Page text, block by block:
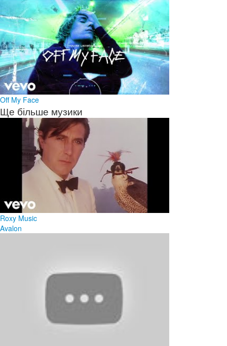
Off My Face
Ще більше музики
Roxy Music
Avalon